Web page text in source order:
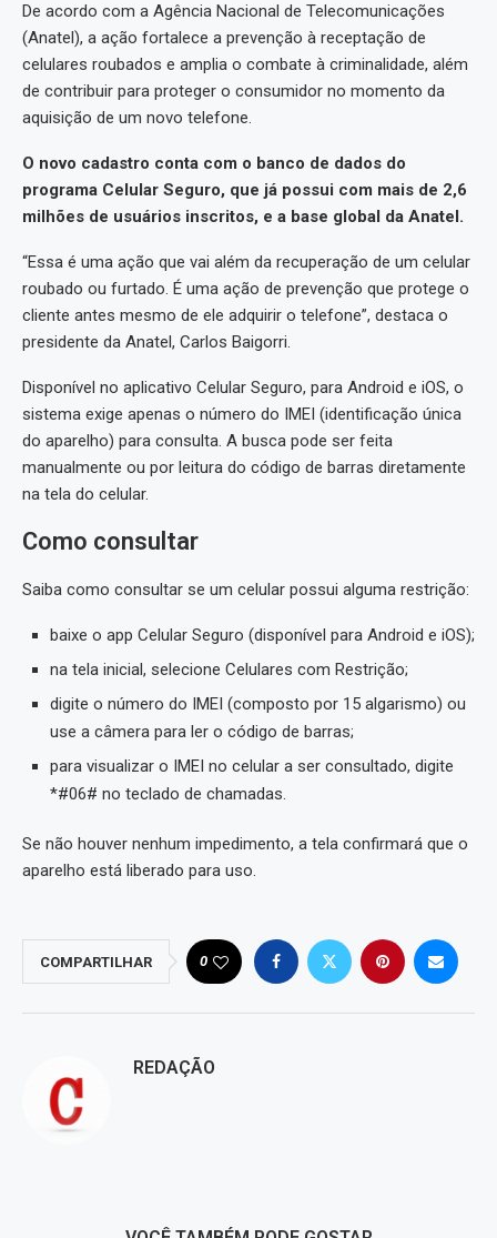
De acordo com a Agência Nacional de Telecomunicações
(Anatel), a ação fortalece a prevenção à receptação de
celulares roubados e amplia o combate à criminalidade, além
de contribuir para proteger o consumidor no momento da
aquisição de um novo telefone.
O novo cadastro conta com o banco de dados do
programa Celular Seguro, que já possui com mais de 2,6
milhões de usuários inscritos, e a base global da Anatel.
“Essa é uma ação que vai além da recuperação de um celular
roubado ou furtado. É uma ação de prevenção que protege o
cliente antes mesmo de ele adquirir o telefone”, destaca o
presidente da Anatel, Carlos Baigorri.
Disponível no aplicativo Celular Seguro, para Android e iOS, o
sistema exige apenas o número do IMEI (identificação única
do aparelho) para consulta. A busca pode ser feita
manualmente ou por leitura do código de barras diretamente
na tela do celular.
Como consultar
Saiba como consultar se um celular possui alguma restrição:
baixe o app Celular Seguro (disponível para Android e iOS);
na tela inicial, selecione Celulares com Restrição;
digite o número do IMEI (composto por 15 algarismo) ou
use a câmera para ler o código de barras;
para visualizar o IMEI no celular a ser consultado, digite
*#06# no teclado de chamadas.
Se não houver nenhum impedimento, a tela confirmará que o
aparelho está liberado para uso.
COMPARTILHAR 0
REDAÇÃO